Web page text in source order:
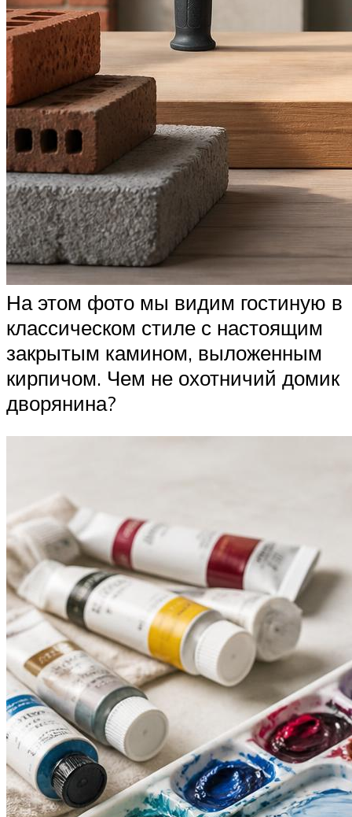
На этом фото мы видим гостиную в
классическом стиле с настоящим
закрытым камином, выложенным
кирпичом. Чем не охотничий домик
дворянина?